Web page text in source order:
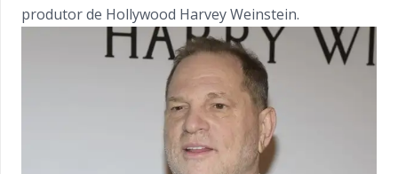
produtor de Hollywood Harvey Weinstein.